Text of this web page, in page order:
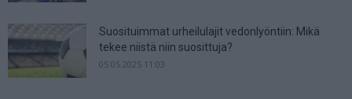
Suosituimmat urheilulajit vedonlyöntiin: Mikä
tekee niistä niin suosittuja?
05.05.2025 11:03